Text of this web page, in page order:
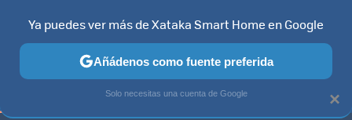
TELEVISORES CONTENIDOS SMART TV SELECCIÓN
×
Ya puedes ver más de Xataka Smart Home en Google
Añádenos como fuente preferida
Solo necesitas una cuenta de Google